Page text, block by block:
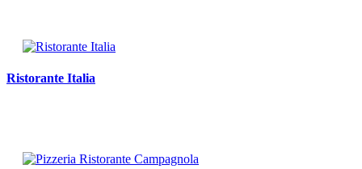
Ristorante Italia